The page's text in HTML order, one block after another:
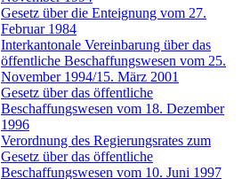
Gesetz über die Enteignung vom 27.
Februar 1984
Interkantonale Vereinbarung über das
öffentliche Beschaffungswesen vom 25.
November 1994/15. März 2001
Gesetz über das öffentliche
Beschaffungswesen vom 18. Dezember
1996
Verordnung des Regierungsrates zum
Gesetz über das öffentliche
Beschaffungswesen vom 10. Juni 1997